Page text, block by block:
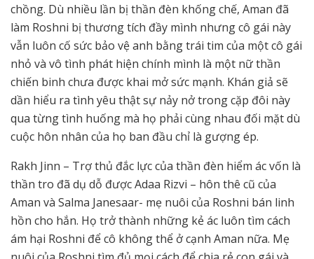
chồng. Dù nhiều lần bị thần đèn khống chế, Aman đã
làm Roshni bị thương tích đầy mình nhưng cô gái này
vẫn luôn cố sức bảo vệ anh bằng trái tim của một cô gái
nhỏ và vô tình phát hiện chính mình là một nữ thần
chiến binh chưa được khai mở sức mạnh. Khán giả sẽ
dần hiểu ra tình yêu thật sự nảy nở trong cặp đôi này
qua từng tình huống mà họ phải cùng nhau đối mặt dù
cuộc hôn nhân của họ ban đầu chỉ là gượng ép.
Rakh Jinn – Trợ thủ đắc lực của thần đèn hiểm ác vốn là
thần tro đã dụ dỗ được Adaa Rizvi – hôn thê cũ của
Aman và Salma Janesaar- mẹ nuôi của Roshni bán linh
hồn cho hắn. Họ trở thành những kẻ ác luôn tìm cách
ám hại Roshni để cô không thể ở cạnh Aman nữa. Mẹ